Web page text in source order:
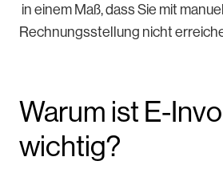
in einem Maß, dass Sie mit
Rechnungsstellung nicht
Warum ist E-
wichtig?